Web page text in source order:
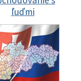
ľuďmi